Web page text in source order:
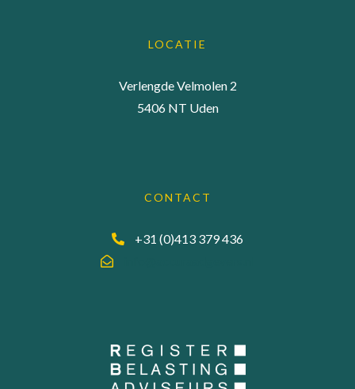
LOCATIE
Verlengde Velmolen 2
5406 NT Uden
CONTACT
+31 (0)413 379 436